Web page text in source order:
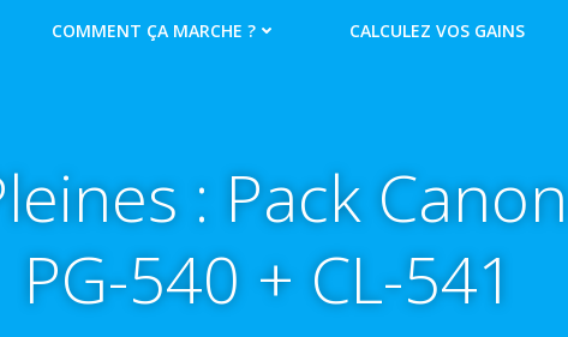
COMMENT ÇA MARCHE ? CALCULEZ VOS GAINS
: Pack Canon
PG-540 + CL-541